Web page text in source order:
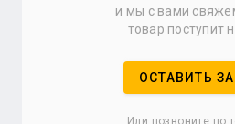
и мы с вами
товар поступит
ОСТАВИТЬ
Или позвоните по